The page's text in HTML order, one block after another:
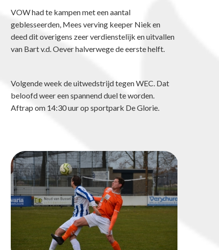
VOW had te kampen met een aantal
geblesseerden, Mees verving keeper Niek en
deed dit overigens zeer verdienstelijk en uitvallen
van Bart v.d. Oever halverwege de eerste helft.
Volgende week de uitwedstrijd tegen WEC. Dat
beloofd weer een spannend duel te worden.
Aftrap om 14:30 uur op sportpark De Glorie.